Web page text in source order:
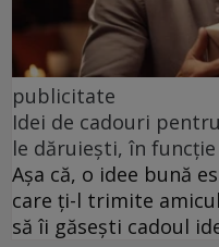
publicitate
Idei de cadouri
le dăruiești, în
Așa că, o idee bună
care ți-l trimite
să îi găsești cadoul